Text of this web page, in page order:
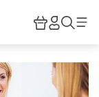
HiPP